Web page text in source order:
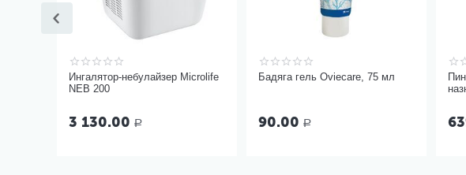
Ингалятор-небулайзер Microlife
NEB 200
3 130.00 Р
Бадяга гель Oviecare, 75 мл
90.00 Р